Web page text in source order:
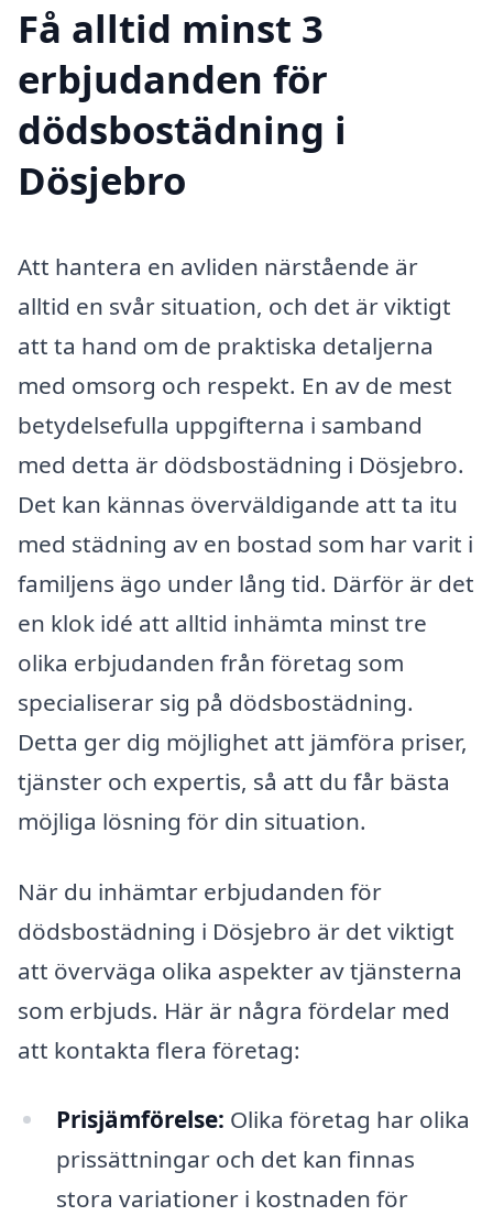
Få alltid minst 3
erbjudanden för
dödsbostädning i
Dösjebro
Att hantera en avliden närstående är
alltid en svår situation, och det är viktigt
att ta hand om de praktiska detaljerna
med omsorg och respekt. En av de mest
betydelsefulla uppgifterna i samband
med detta är dödsbostädning i Dösjebro.
Det kan kännas överväldigande att ta itu
med städning av en bostad som har varit i
familjens ägo under lång tid. Därför är det
en klok idé att alltid in­hämta minst tre
olika erbjudanden från företag som
specialiserar sig på dödsbostädning.
Detta ger dig möjlighet att jämföra priser,
tjänster och expertis, så att du får bästa
möjliga lösning för din situation.
När du inhämtar erbjudanden för
dödsbostädning i Dösjebro är det viktigt
att överväga olika aspekter av tjänsterna
som erbjuds. Här är några fördelar med
att kontakta flera företag:
Prisjämförelse: Olika företag har olika
prissättningar och det kan finnas
stora variationer i kostnaden för